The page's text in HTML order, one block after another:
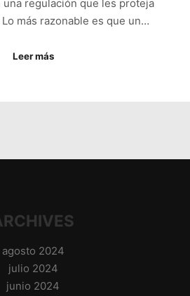
una regulación que les proteja
más razonable es que un…
Leer más
agosto 2024
julio 2024
junio 2024